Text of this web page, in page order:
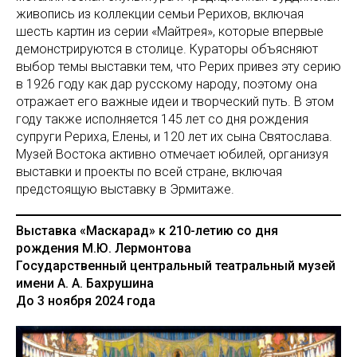
живопись из коллекции семьи Рерихов, включая
шесть картин из серии «Майтрея», которые впервые
демонстрируются в столице. Кураторы объясняют
выбор темы выставки тем, что Рерих привез эту серию
в 1926 году как дар русскому народу, поэтому она
отражает его важные идеи и творческий путь. В этом
году также исполняется 145 лет со дня рождения
супруги Рериха, Елены, и 120 лет их сына Святослава.
Музей Востока активно отмечает юбилей, организуя
выставки и проекты по всей стране, включая
предстоящую выставку в Эрмитаже.
Выставка «Маскарад» к 210-летию со дня
рождения М.Ю. Лермонтова
Государственный центральный театральный музей
имени А. А. Бахрушина
До 3 ноября 2024 года